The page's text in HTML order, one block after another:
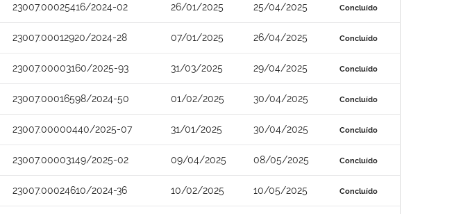
23007.00025416/2024-02 26/01/2025 25/04/2025 Concluído
23007.00012920/2024-28 07/01/2025 26/04/2025 Concluído
23007.00003160/2025-93 31/03/2025 29/04/2025 Concluído
23007.00016598/2024-50 01/02/2025 30/04/2025 Concluído
23007.00000440/2025-07 31/01/2025 30/04/2025 Concluído
23007.00003149/2025-02 09/04/2025 08/05/2025 Concluído
23007.00024610/2024-36 10/02/2025 10/05/2025 Concluído